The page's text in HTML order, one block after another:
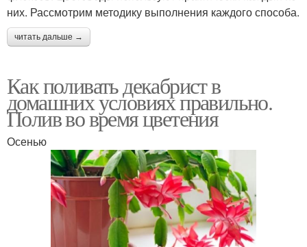
них. Рассмотрим методику выполнения каждого способа.
читать дальше →
Как поливать декабрист в
домашних условиях правильно.
Полив во время цветения
Осенью